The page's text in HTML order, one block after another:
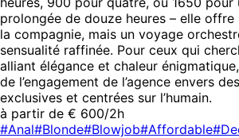
prolongée de douze heures – elle offre
la compagnie, mais un voyage
sensualité raffinée. Pour ceux qui
alliant élégance et chaleur
de l’engagement de l’agence envers
exclusives et centrées sur l’humain.
à partir de € 600/2h
#Anal#Blonde#Blowjob#Affordable